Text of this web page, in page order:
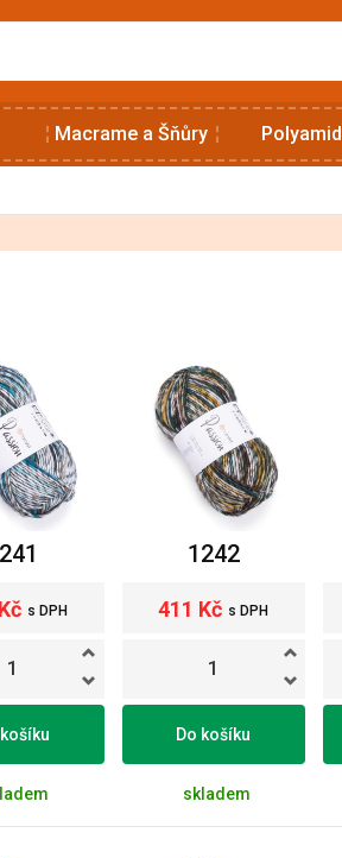
Macrame a Šňůry Polyamid
s DPH
1242
411 Kč s DPH
Do košíku
skladem